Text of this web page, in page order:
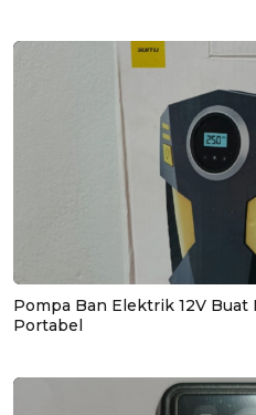
Pompa Ban Elektrik 12V
Portabel